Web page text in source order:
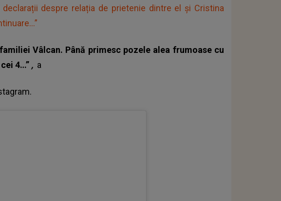
declarații despre relația de prietenie dintre el și Cristina
Vâlcan. Până primesc pozele alea frumoase cu
4…” , a